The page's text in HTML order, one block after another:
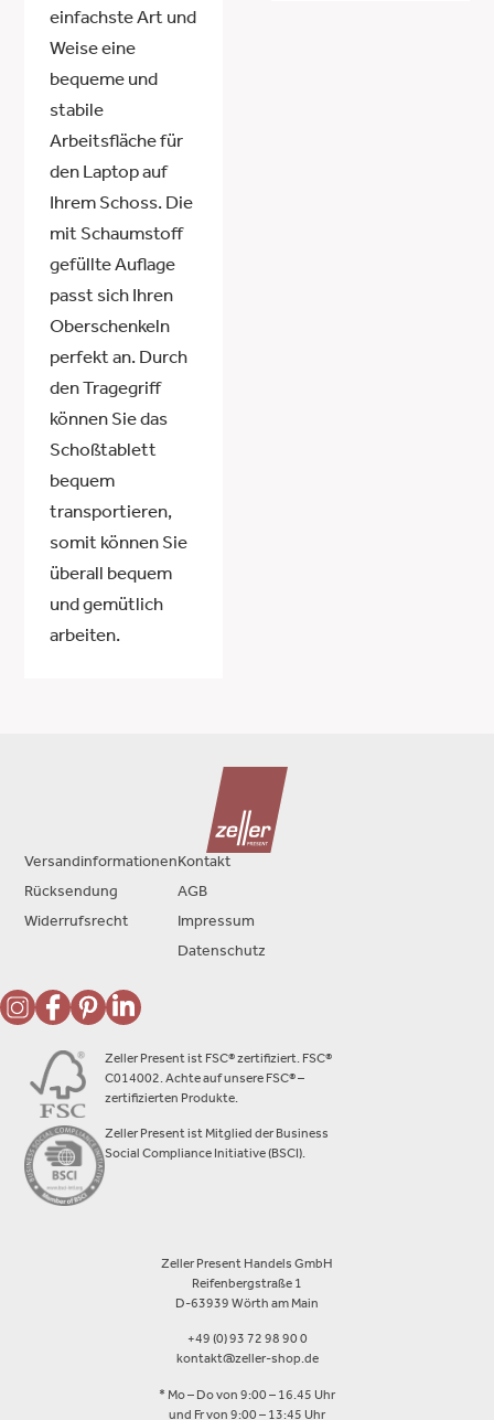
einfachste Art und
Weise eine
bequeme und
stabile
Arbeitsfläche für
den Laptop auf
Ihrem Schoss. Die
mit Schaumstoff
gefüllte Auflage
passt sich Ihren
Oberschenkeln
perfekt an. Durch
den Tragegriff
können Sie das
Schoßtablett
bequem
transportieren,
somit können Sie
überall bequem
und gemütlich
arbeiten.
Zeller Present ist FSC® zertifiziert. FSC®
C014002. Achte auf unsere FSC® –
zertifizierten Produkte.
Zeller Present ist Mitglied der Business
Social Compliance Initiative (BSCI).
Zeller Present Handels GmbH
Reifenbergstraße 1
D-63939 Wörth am Main
+49 (0) 93 72 98 90 0
kontakt@zeller-shop.de
* Mo – Do von 9:00 – 16.45 Uhr
und Fr von 9:00 – 13:45 Uhr
Versandinformationen
Rücksendung
Widerrufsrecht
Kontakt
AGB
Impressum
Datenschutz